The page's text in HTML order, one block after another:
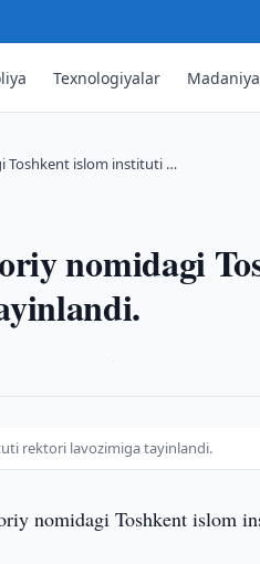
Texnologiyalar
Toshkent islom instituti …
nomidagi
rektori lavozimiga tayinlandi.
nomidagi Toshkent islom